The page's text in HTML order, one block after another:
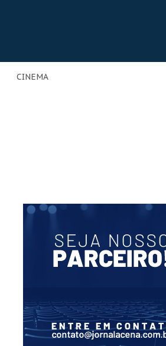
CINEMA